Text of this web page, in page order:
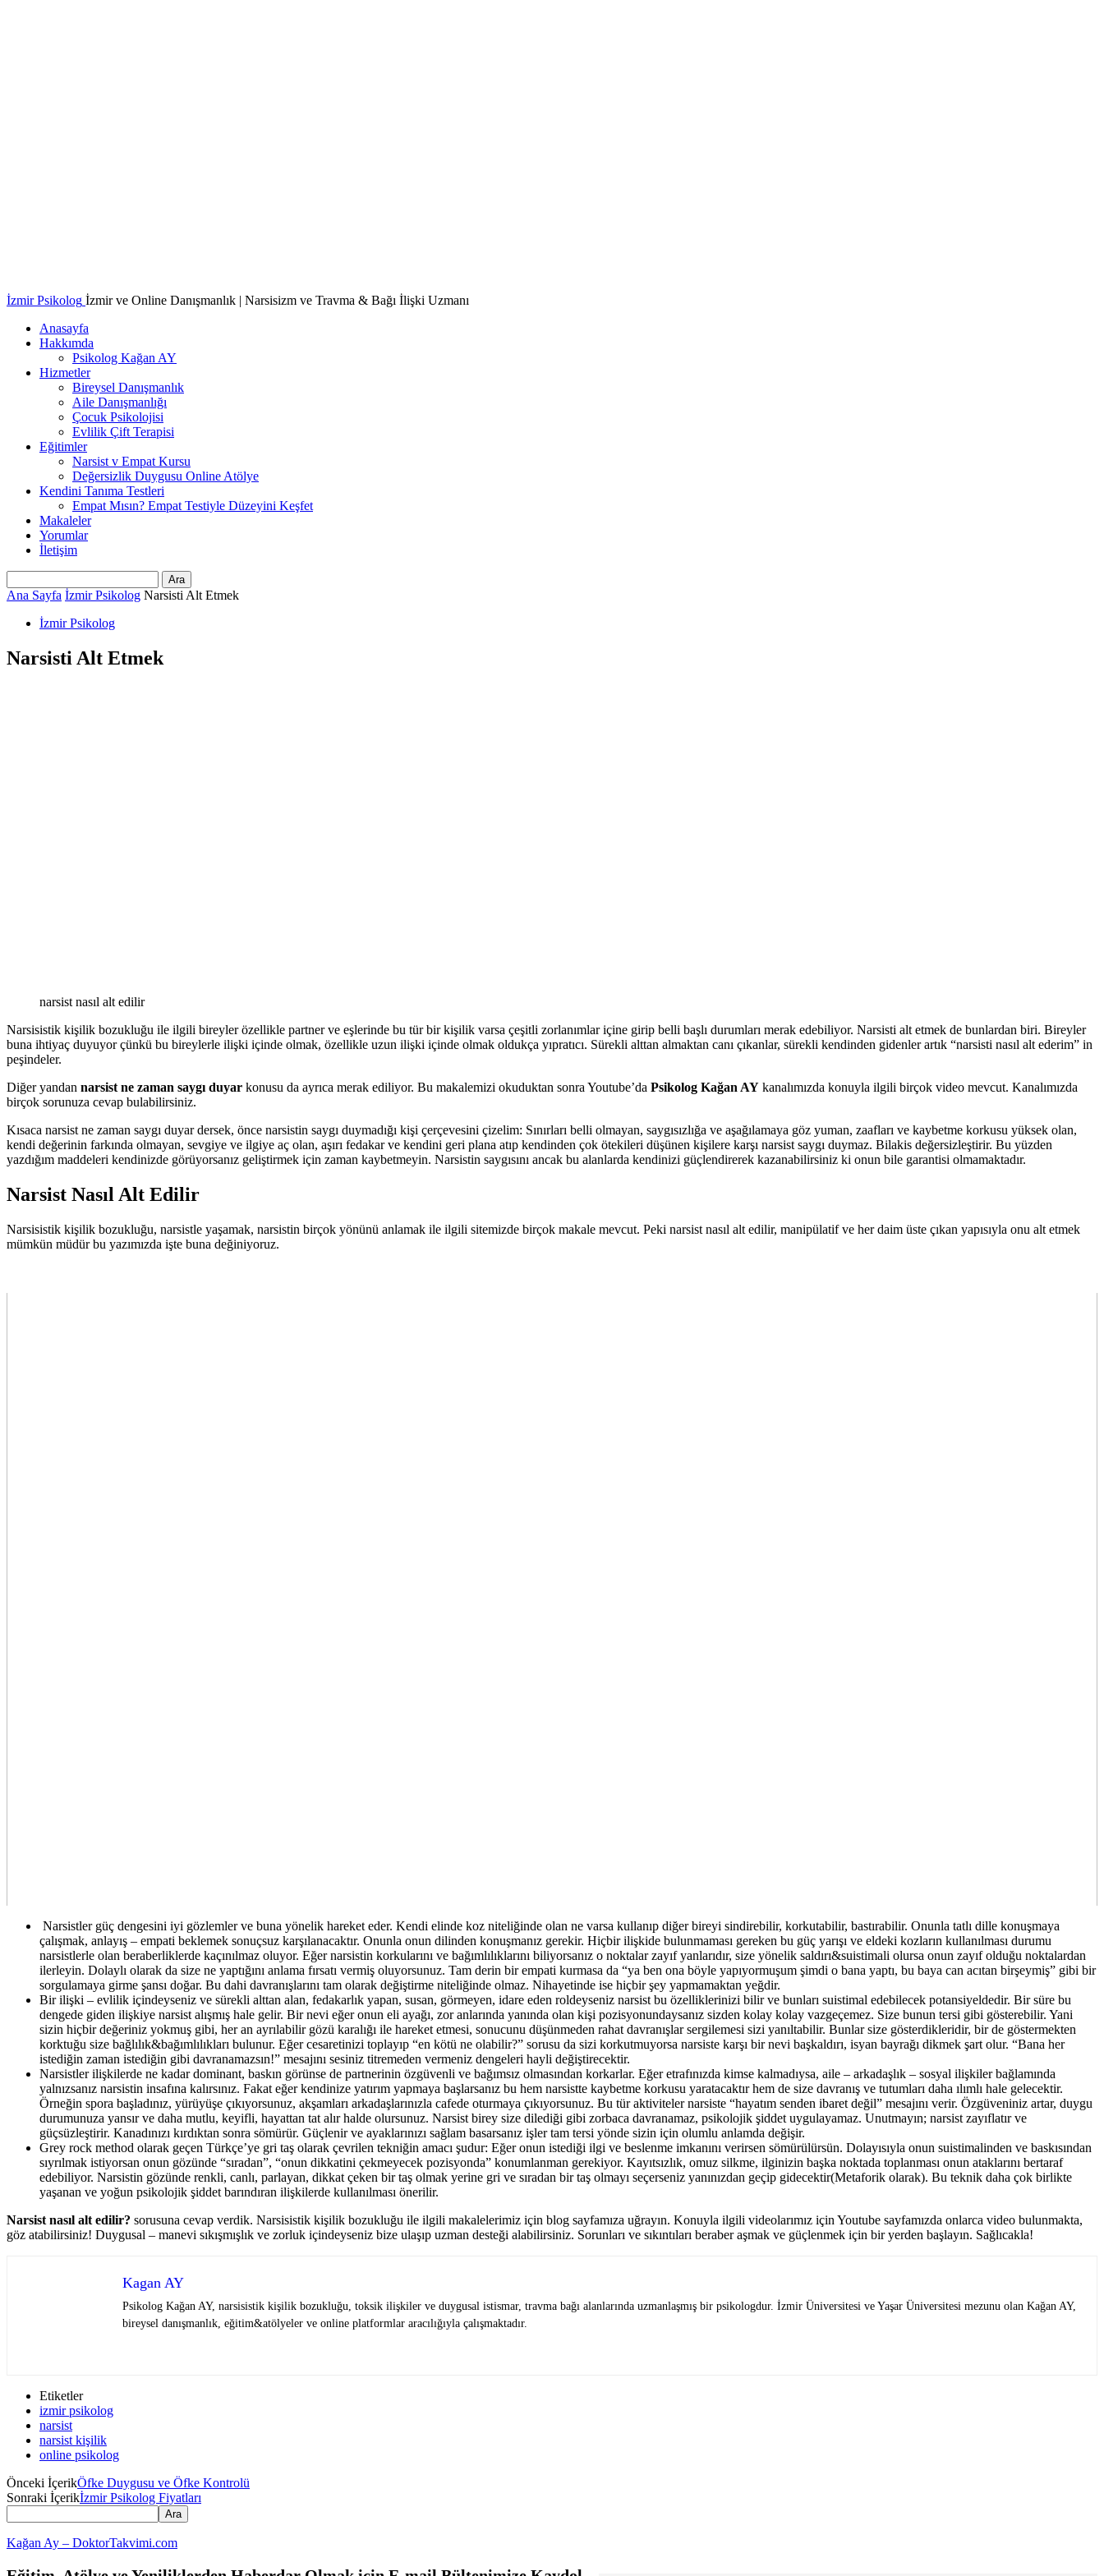
İzmir Psikolog İzmir ve Online Danışmanlık | Narsisizm ve Travma & Bağı İlişki Uzmanı
Anasayfa
Hakkımda
Psikolog Kağan AY
Hizmetler
Bireysel Danışmanlık
Aile Danışmanlığı
Çocuk Psikolojisi
Evlilik Çift Terapisi
Eğitimler
Narsist v Empat Kursu
Değersizlik Duygusu Online Atölye
Kendini Tanıma Testleri
Empat Mısın? Empat Testiyle Düzeyini Keşfet
Makaleler
Yorumlar
İletişim
Ana Sayfa İzmir Psikolog Narsisti Alt Etmek
İzmir Psikolog
Narsisti Alt Etmek
narsist nasıl alt edilir
Narsisistik kişilik bozukluğu ile ilgili bireyler özellikle partner ve eşlerinde bu tür bir kişilik varsa çeşitli zorlanımlar içine girip belli başlı durumları merak edebiliyor. Narsisti alt etmek de bunlardan biri. Bireyler
buna ihtiyaç duyuyor çünkü bu bireylerle ilişki içinde olmak, özellikle uzun ilişki içinde olmak oldukça yıpratıcı. Sürekli alttan almaktan canı çıkanlar, sürekli kendinden gidenler artık “narsisti nasıl alt ederim” in
peşindeler.
Diğer yandan narsist ne zaman saygı duyar konusu da ayrıca merak ediliyor. Bu makalemizi okuduktan sonra Youtube’da Psikolog Kağan AY kanalımızda konuyla ilgili birçok video mevcut. Kanalımızda
birçok sorunuza cevap bulabilirsiniz.
Kısaca narsist ne zaman saygı duyar dersek, önce narsistin saygı duymadığı kişi çerçevesini çizelim: Sınırları belli olmayan, saygısızlığa ve aşağılamaya göz yuman, zaafları ve kaybetme korkusu yüksek olan,
kendi değerinin farkında olmayan, sevgiye ve ilgiye aç olan, aşırı fedakar ve kendini geri plana atıp kendinden çok ötekileri düşünen kişilere karşı narsist saygı duymaz. Bilakis değersizleştirir. Bu yüzden
yazdığım maddeleri kendinizde görüyorsanız geliştirmek için zaman kaybetmeyin. Narsistin saygısını ancak bu alanlarda kendinizi güçlendirerek kazanabilirsiniz ki onun bile garantisi olmamaktadır.
Narsist Nasıl Alt Edilir
Narsisistik kişilik bozukluğu, narsistle yaşamak, narsistin birçok yönünü anlamak ile ilgili sitemizde birçok makale mevcut. Peki narsist nasıl alt edilir, manipülatif ve her daim üste çıkan yapısıyla onu alt etmek
mümkün müdür bu yazımızda işte buna değiniyoruz.
Narsistler güç dengesini iyi gözlemler ve buna yönelik hareket eder. Kendi elinde koz niteliğinde olan ne varsa kullanıp diğer bireyi sindirebilir, korkutabilir, bastırabilir. Onunla tatlı dille konuşmaya
çalışmak, anlayış – empati beklemek sonuçsuz karşılanacaktır. Onunla onun dilinden konuşmanız gerekir. Hiçbir ilişkide bulunmaması gereken bu güç yarışı ve eldeki kozların kullanılması durumu
narsistlerle olan beraberliklerde kaçınılmaz oluyor. Eğer narsistin korkularını ve bağımlılıklarını biliyorsanız o noktalar zayıf yanlarıdır, size yönelik saldırı&suistimali olursa onun zayıf olduğu noktalardan
ilerleyin. Dolaylı olarak da size ne yaptığını anlama fırsatı vermiş oluyorsunuz. Tam derin bir empati kurmasa da “ya ben ona böyle yapıyormuşum şimdi o bana yaptı, bu baya can acıtan birşeymiş” gibi bir
sorgulamaya girme şansı doğar. Bu dahi davranışlarını tam olarak değiştirme niteliğinde olmaz. Nihayetinde ise hiçbir şey yapmamaktan yeğdir.
Bir ilişki – evlilik içindeyseniz ve sürekli alttan alan, fedakarlık yapan, susan, görmeyen, idare eden roldeyseniz narsist bu özelliklerinizi bilir ve bunları suistimal edebilecek potansiyeldedir. Bir süre bu
dengede giden ilişkiye narsist alışmış hale gelir. Bir nevi eğer onun eli ayağı, zor anlarında yanında olan kişi pozisyonundaysanız sizden kolay kolay vazgeçemez. Size bunun tersi gibi gösterebilir. Yani
sizin hiçbir değeriniz yokmuş gibi, her an ayrılabilir gözü karalığı ile hareket etmesi, sonucunu düşünmeden rahat davranışlar sergilemesi sizi yanıltabilir. Bunlar size gösterdikleridir, bir de göstermekten
korktuğu size bağlılık&bağımlılıkları bulunur. Eğer cesaretinizi toplayıp “en kötü ne olabilir?” sorusu da sizi korkutmuyorsa narsiste karşı bir nevi başkaldırı, isyan bayrağı dikmek şart olur. “Bana her
istediğin zaman istediğin gibi davranamazsın!” mesajını sesiniz titremeden vermeniz dengeleri hayli değiştirecektir.
Narsistler ilişkilerde ne kadar dominant, baskın görünse de partnerinin özgüvenli ve bağımsız olmasından korkarlar. Eğer etrafınızda kimse kalmadıysa, aile – arkadaşlık – sosyal ilişkiler bağlamında
yalnızsanız narsistin insafına kalırsınız. Fakat eğer kendinize yatırım yapmaya başlarsanız bu hem narsistte kaybetme korkusu yaratacaktır hem de size davranış ve tutumları daha ılımlı hale gelecektir.
Örneğin spora başladınız, yürüyüşe çıkıyorsunuz, akşamları arkadaşlarınızla cafede oturmaya çıkıyorsunuz. Bu tür aktiviteler narsiste “hayatım senden ibaret değil” mesajını verir. Özgüveniniz artar, duygu
durumunuza yansır ve daha mutlu, keyifli, hayattan tat alır halde olursunuz. Narsist birey size dilediği gibi zorbaca davranamaz, psikolojik şiddet uygulayamaz. Unutmayın; narsist zayıflatır ve
güçsüzleştirir. Kanadınızı kırdıktan sonra sömürür. Güçlenir ve ayaklarınızı sağlam basarsanız işler tam tersi yönde sizin için olumlu anlamda değişir.
Grey rock method olarak geçen Türkçe’ye gri taş olarak çevrilen tekniğin amacı şudur: Eğer onun istediği ilgi ve beslenme imkanını verirsen sömürülürsün. Dolayısıyla onun suistimalinden ve baskısından
sıyrılmak istiyorsan onun gözünde “sıradan”, “onun dikkatini çekmeyecek pozisyonda” konumlanman gerekiyor. Kayıtsızlık, omuz silkme, ilginizin başka noktada toplanması onun ataklarını bertaraf
edebiliyor. Narsistin gözünde renkli, canlı, parlayan, dikkat çeken bir taş olmak yerine gri ve sıradan bir taş olmayı seçerseniz yanınızdan geçip gidecektir(Metaforik olarak). Bu teknik daha çok birlikte
yaşanan ve yoğun psikolojik şiddet barındıran ilişkilerde kullanılması önerilir.
Narsist nasıl alt edilir? sorusuna cevap verdik. Narsisistik kişilik bozukluğu ile ilgili makalelerimiz için blog sayfamıza uğrayın. Konuyla ilgili videolarımız için Youtube sayfamızda onlarca video bulunmakta,
göz atabilirsiniz! Duygusal – manevi sıkışmışlık ve zorluk içindeyseniz bize ulaşıp uzman desteği alabilirsiniz. Sorunları ve sıkıntıları beraber aşmak ve güçlenmek için bir yerden başlayın. Sağlıcakla!
Kagan AY
Psikolog Kağan AY, narsisistik kişilik bozukluğu, toksik ilişkiler ve duygusal istismar, travma bağı alanlarında uzmanlaşmış bir psikologdur. İzmir Üniversitesi ve Yaşar Üniversitesi mezunu olan Kağan AY,
bireysel danışmanlık, eğitim&atölyeler ve online platformlar aracılığıyla çalışmaktadır.
Etiketler
izmir psikolog
narsist
narsist kişilik
online psikolog
Önceki İçerikÖfke Duygusu ve Öfke Kontrolü
Sonraki İçerikİzmir Psikolog Fiyatları
Kağan Ay – DoktorTakvimi.com